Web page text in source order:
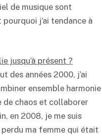
de musique sont
j’ai tendance à
jusqu’à présent ?
des années 2000, j’ai
ensemble harmonie
de chaos et collaborer
en 2008, je me suis
perdu ma femme qui était